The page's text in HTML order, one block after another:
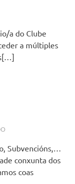
a do Clube
a múltiples
Subvencións,…
conxunta dos
coas